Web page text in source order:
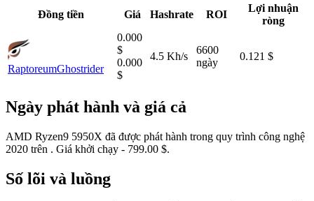
Đồng tiền
Giá Hashrate ROI
Lợi nhuận
ròng
RaptoreumGhostrider
0.000
$
0.000
$
4.5 Kh/s
6600
ngày
0.121 $
Ngày phát hành và giá cả
AMD Ryzen9 5950X đã được phát hành trong quy trình công nghệ
2020 trên . Giá khởi chạy - 799.00 $.
Số lõi và luồng